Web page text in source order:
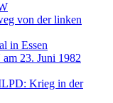
von der linken
in Essen
23. Juni 1982
Krieg in der